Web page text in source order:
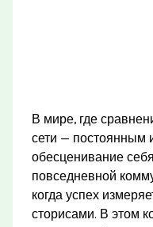
В мире, где
сети — постоянным
обесценивание
повседневной
когда успех
сторисами. В этом